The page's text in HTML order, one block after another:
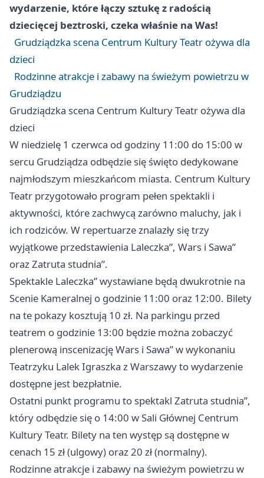
wydarzenie, które łączy sztukę z radością
dziecięcej beztroski, czeka właśnie na Was!
Grudziądzka scena Centrum Kultury Teatr ożywa dla
dzieci
Rodzinne atrakcje i zabawy na świeżym powietrzu w
Grudziądzu
Grudziądzka scena Centrum Kultury Teatr ożywa dla
dzieci
W niedzielę 1 czerwca od godziny 11:00 do 15:00 w
sercu Grudziądza odbędzie się święto dedykowane
najmłodszym mieszkańcom miasta. Centrum Kultury
Teatr przygotowało program pełen spektakli i
aktywności, które zachwycą zarówno maluchy, jak i
ich rodziców. W repertuarze znalazły się trzy
wyjątkowe przedstawienia Laleczka”, Wars i Sawa”
oraz Zatruta studnia”.
Spektakle Laleczka” wystawiane będą dwukrotnie na
Scenie Kameralnej o godzinie 11:00 oraz 12:00. Bilety
na te pokazy kosztują 10 zł. Na parkingu przed
teatrem o godzinie 13:00 będzie można zobaczyć
plenerową inscenizację Wars i Sawa” w wykonaniu
Teatrzyku Lalek Igraszka z Warszawy to wydarzenie
dostępne jest bezpłatnie.
Ostatni punkt programu to spektakl Zatruta studnia”,
który odbędzie się o 14:00 w Sali Głównej Centrum
Kultury Teatr. Bilety na ten występ są dostępne w
cenach 15 zł (ulgowy) oraz 20 zł (normalny).
Rodzinne atrakcje i zabawy na świeżym powietrzu w